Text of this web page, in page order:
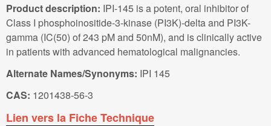
Product description: IPI-145 is a potent, oral inhibitor of
Class I phosphoinositide-3-kinase (PI3K)-delta and PI3K-
gamma (IC(50) of 243 pM and 50nM), and is clinically active
in patients with advanced hematological malignancies.
Alternate Names/Synonyms: IPI 145
CAS: 1201438-56-3
Lien vers la Fiche Technique